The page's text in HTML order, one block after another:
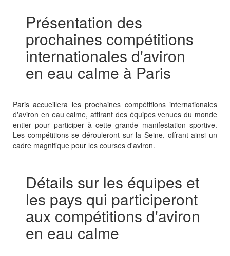
Présentation des
prochaines compétitions
internationales d'aviron
en eau calme à Paris
Paris accueillera les prochaines compétitions internationales
d'aviron en eau calme, attirant des équipes venues du monde
entier pour participer à cette grande manifestation sportive.
Les compétitions se dérouleront sur la Seine, offrant ainsi un
cadre magnifique pour les courses d'aviron.
Détails sur les équipes et
les pays qui participeront
aux compétitions d'aviron
en eau calme